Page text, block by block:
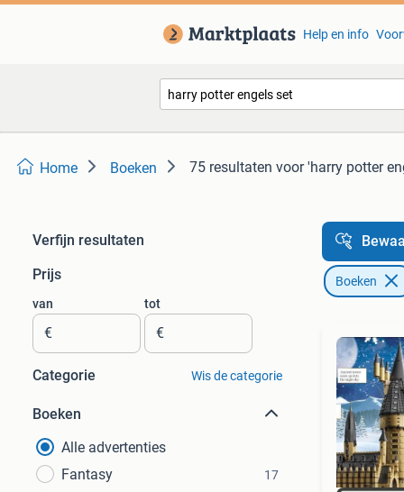
Help en info
Home Boeken 75 resultaten voor 'harry potter
Verfijn resultaten
Prijs
van
€
tot
€
Categorie Wis de categorie
Boeken
Alle advertenties
Fantasy
17
Boeken